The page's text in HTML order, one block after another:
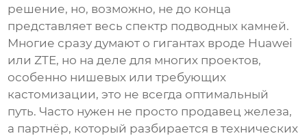
решение, но, возможно, не до конца
представляет весь спектр подводных камней.
Многие сразу думают о гигантах вроде Huawei
или ZTE, но на деле для многих проектов,
особенно нишевых или требующих
кастомизации, это не всегда оптимальный
путь. Часто нужен не просто продавец железа,
а партнёр, который разбирается в технических